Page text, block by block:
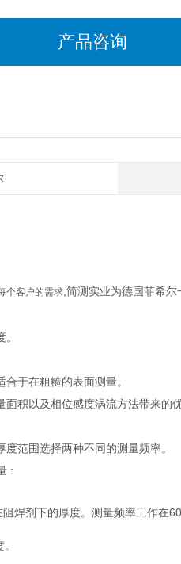
产品咨询
个客户的需求 ,简测实业为德国菲希
于在粗糙的表面测量。
积以及相位感度涡流方法带来的
范围选择两种不同的测量频率。
:
焊剂下的厚度。测量频率工作在